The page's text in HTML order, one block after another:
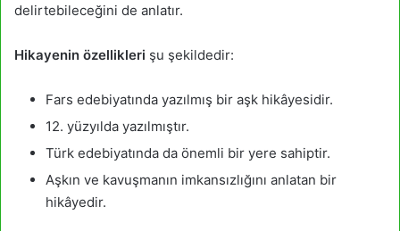
delirtebileceğini de anlatır.
Hikayenin özellikleri şu şekildedir:
Fars edebiyatında yazılmış bir aşk hikâyesidir.
12. yüzyılda yazılmıştır.
Türk edebiyatında da önemli bir yere sahiptir.
Aşkın ve kavuşmanın imkansızlığını anlatan bir
hikâyedir.